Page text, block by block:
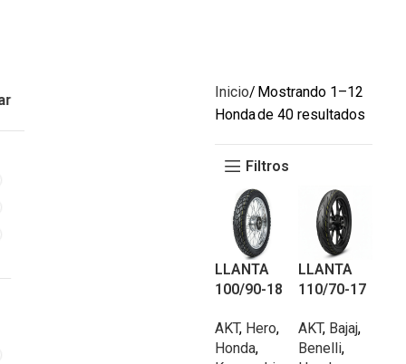
Inicio
Honda
Mostrando 1–12
de 40 resultados
Filtros
LLANTA
100/90-18
PÓSITO
UB311 TT
AKT, Hero,
Honda,
LLANTA
110/70-17
UB030 TL
54/P
AKT, Bajaj,
Benelli,